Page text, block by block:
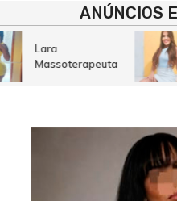
ANÚNCIOS
Lara
Massoterapeuta